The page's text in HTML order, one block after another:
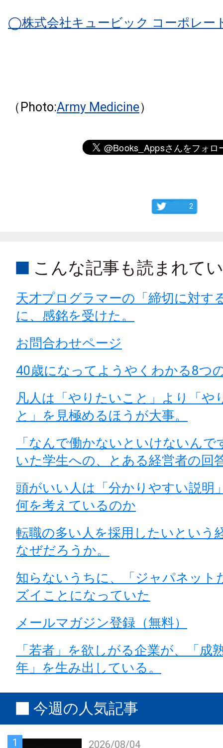
◯株式会社キュービック コーポレー
（Photo:Army Medicine）
2
こんな記事も読まれて
天才プログラマーの「締切に対す
に、感銘を受けた。
お問合わせページ
40歳になってようやくわかる8つ
凡人は「やりたいこと」より「や
と」を見極めるほうが大事。
「なんで働かないといけないんで
いた学生への、とある経営者の回
頭がいい人は「分かりやすい説明
何を考えているのか
転職の多い人を採用したいという
なぜだろうか。
知らないうちに、「ジャパネット
ズイことになっていた
メールマガジン登録（無料）
「若者」を欲しがる企業が、「成
年」を生み出している。
今週の人気記事
1 2026/08/04